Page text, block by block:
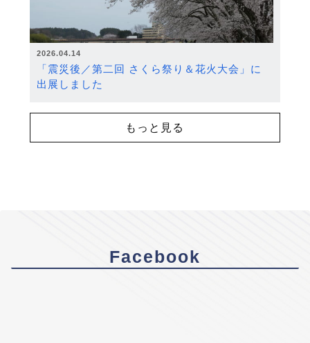
2026.04.14
「震災後／第二回 さくら祭り＆花火大会」に
出展しました
もっと見る
Facebook